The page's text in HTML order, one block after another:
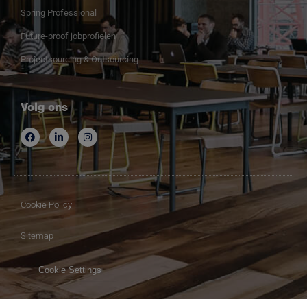
Spring Professional
Future-proof jobprofielen
Projectsourcing & Outsourcing
Volg ons
Cookie Policy
Sitemap
Cookie Settings